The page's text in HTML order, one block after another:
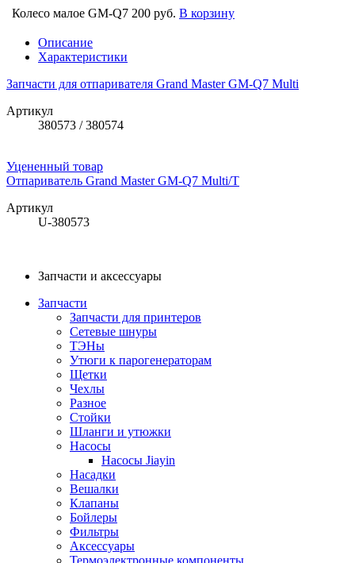
Колесо малое GM-Q7 200 руб. В корзину
Описание
Характеристики
Запчасти для отпаривателя Grand Master GM-Q7 Multi
Артикул
380573 / 380574
Уцененный товар
Отпариватель Grand Master GM-Q7 Multi/T
Артикул
U-380573
Запчасти и аксессуары
Запчасти
Запчасти для принтеров
Сетевые шнуры
ТЭНы
Утюги к парогенераторам
Щетки
Чехлы
Разное
Стойки
Шланги и утюжки
Насосы
Насосы Jiayin
Насадки
Вешалки
Клапаны
Бойлеры
Фильтры
Аксессуары
Термоэлектронные компоненты